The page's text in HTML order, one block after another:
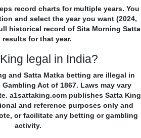
record charts for multiple years. You
and select the year you want (2024,
historical record of Sita Morning Satta
results for that year.
legal in India?
and Satta Matka betting are illegal in
Act of 1867. Laws may vary
a1sattaking.com publishes Satta King
and reference purposes only and
or facilitate any betting or gambling
activity.